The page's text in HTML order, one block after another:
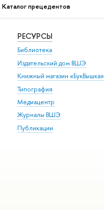
Каталог прецедентов
РЕСУРСЫ
Библиотека
Издательский дом ВШЭ
Книжный магазин «БукВышка»
Типография
Медиацентр
Журналы ВШЭ
Публикации